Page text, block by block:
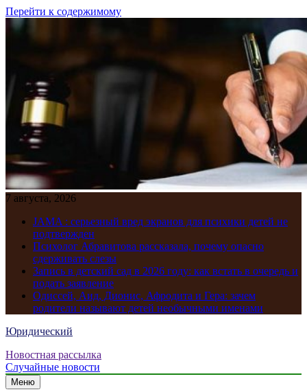
Перейти к содержимому
7 августа, 2026
JAMA : серьезный вред экранов для психики детей не
подтвержден
Психолог Абравитова рассказала, почему опасно
сдерживать слезы
Запись в детский сад в 2026 году: как встать в очередь и
подать заявление
Одиссей, Аид, Дионис, Афродита и Гера: зачем
родители называют детей необычными именами
Юридический
Новостная рассылка
Случайные новости
Меню